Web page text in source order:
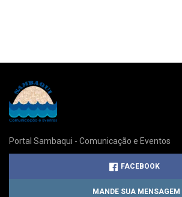
Portal Sambaqui - Comunicação e Eventos
FACEBOOK
MANDE SUA MENSAGEM